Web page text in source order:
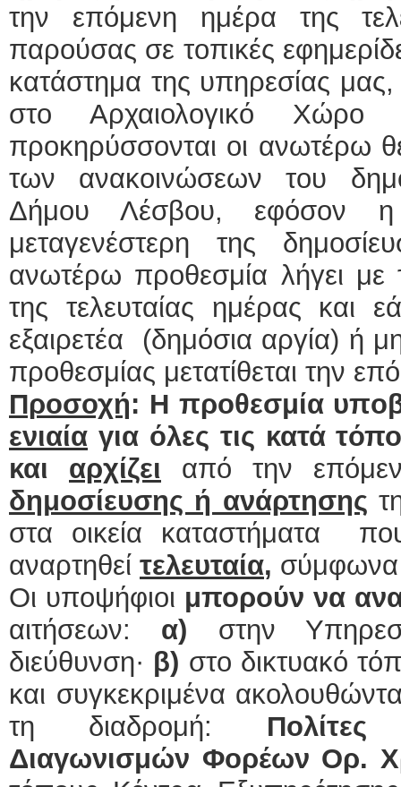
την επόμενη ημέρα της
παρούσας σε τοπικές
κατάστημα της υπηρεσίας
στο Αρχαιολογικό
προκηρύσσονται οι ανωτέρω
των ανακοινώσεων του
Δήμου Λέσβου, εφόσον η
μεταγενέστερη της
ανωτέρω προθεσμία λήγει
της τελευταίας ημέρας και
εξαιρετέα (δημόσια αργία) ή
προθεσμίας μετατίθεται την
Προσοχή: Η προθεσμία
ενιαία για όλες τις κατά
και αρχίζει
από την
δημοσίευσης ή ανάρτησης
στα οικεία καταστήματα
αναρτηθεί τελευταία, σύμφωνα
Οι υποψήφιοι μπορούν να
αιτήσεων: α) στην
διεύθυνση· β) στο δικτυακό
και συγκεκριμένα
τη διαδρομή:
Διαγωνισμών Φορέων Ορ.